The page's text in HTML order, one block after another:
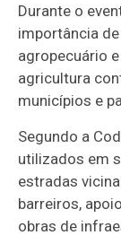
Durante o
importância
agropecuário
agricultura
municípios e
Segundo a
utilizados em
estradas
barreiros,
obras de